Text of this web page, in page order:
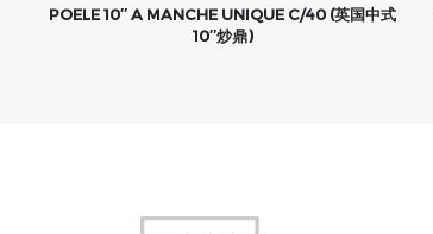
POELE 10″ A MANCHE UNIQUE C/40 (英国中式
10″炒鼎)